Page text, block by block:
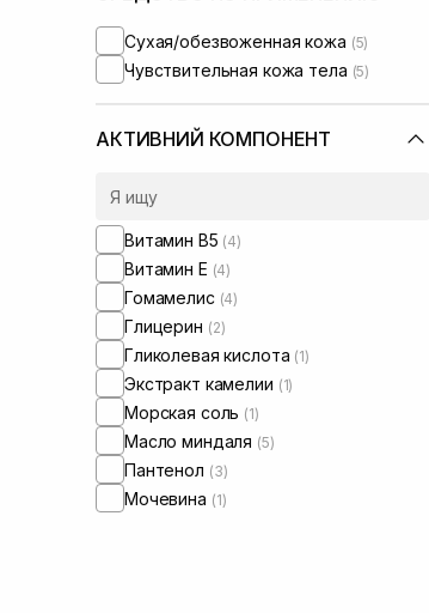
Сухая/обезвоженная кожа (5)
Чувствительная кожа тела (5)
АКТИВНИЙ КОМПОНЕНТ
Витамин B5 (4)
Витамин Е (4)
Гомамелис (4)
Глицерин (2)
Гликолевая кислота (1)
Экстракт камелии (1)
Морская соль (1)
Масло миндаля (5)
Пантенол (3)
Мочевина (1)